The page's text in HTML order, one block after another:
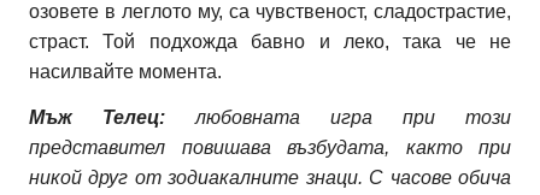
озовете в леглото му, са чувственост, сладострастие,
страст. Той подхожда бавно и леко, така че не
насилвайте момента.
Мъж Телец: любовната игра при този
представител повишава възбудата, както при
никой друг от зодиакалните знаци. С часове обича